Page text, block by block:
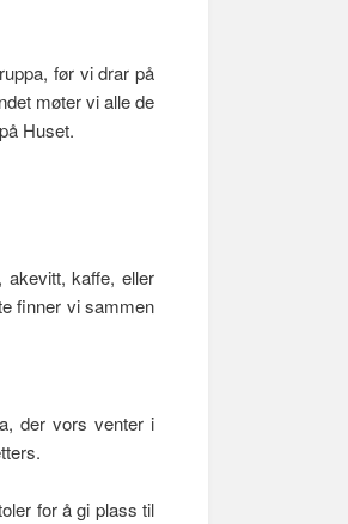
før vi drar på
møter vi alle de
Huset.
kaffe, eller
finner vi sammen
der vors venter i
for å gi plass til